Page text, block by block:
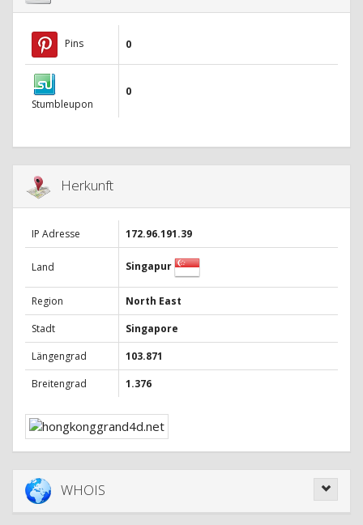
Pins 0
Stumbleupon
0
Herkunft
IP Adresse 172.96.191.39
Land Singapur
Region
North East
Stadt
Singapore
Längengrad
103.871
Breitengrad
1.376
WHOIS